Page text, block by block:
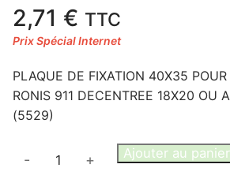
2,71 € TTC
PLAQUE DE FIXATION 40X35 POUR
RONIS 911 DECENTREE 18X20 OU
(5529)
quantité
- + Ajouter au panier